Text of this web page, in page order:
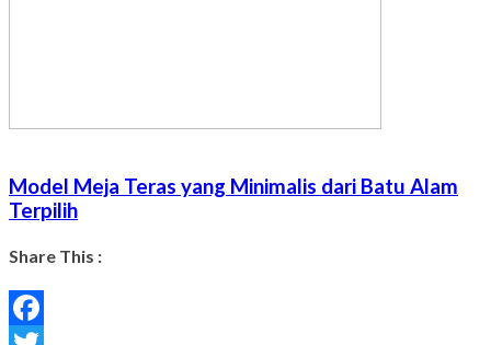
Model Meja Teras yang Minimalis dari Batu Alam
Terpilih
Share This :